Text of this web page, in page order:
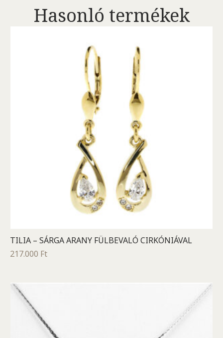
Hasonló termékek
TILIA – SÁRGA ARANY FÜLBEVALÓ CIRKÓNIÁVAL
217.000 Ft